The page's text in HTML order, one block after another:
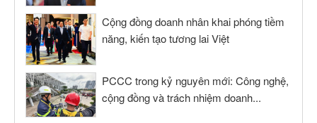
Cộng đồng doanh nhân khai phóng tiềm
năng, kiến tạo tương lai Việt
PCCC trong kỷ nguyên mới: Công nghệ,
cộng đồng và trách nhiệm doanh...